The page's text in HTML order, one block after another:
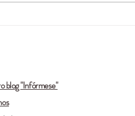
blog "Infórmese"